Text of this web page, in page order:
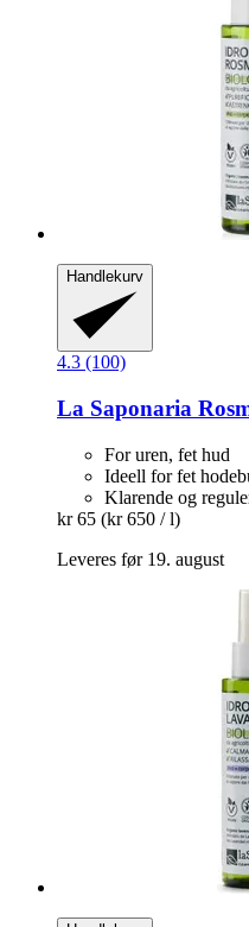
Handlekurv
4.3 (100)
La Saponaria
For uren, fet hud
Ideell for fet
Klarende og
kr 65 (kr 650 / l)
Leveres før 19. august